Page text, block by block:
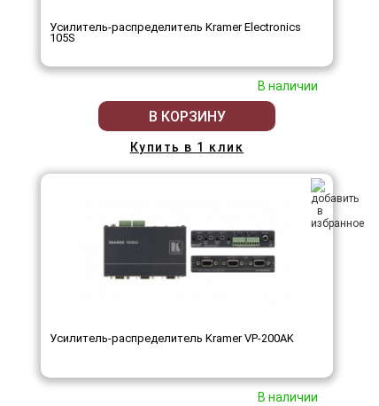
Усилитель-распределитель Kramer Electronics
105S
В наличии
В КОРЗИНУ
Купить в 1 клик
Усилитель-распределитель Kramer VP-200AK
В наличии